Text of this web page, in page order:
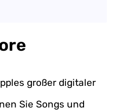
großer digitaler
Sie Songs und